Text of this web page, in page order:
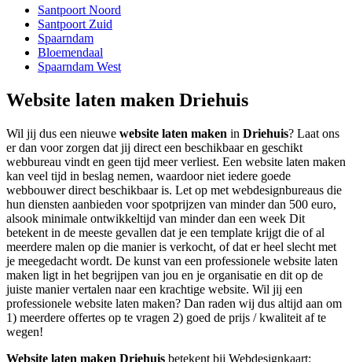
Santpoort Noord
Santpoort Zuid
Spaarndam
Bloemendaal
Spaarndam West
Website laten maken Driehuis
Wil jij dus een nieuwe website laten maken in Driehuis? Laat ons
er dan voor zorgen dat jij direct een beschikbaar en geschikt
webbureau vindt en geen tijd meer verliest. Een website laten maken
kan veel tijd in beslag nemen, waardoor niet iedere goede
webbouwer direct beschikbaar is. Let op met webdesignbureaus die
hun diensten aanbieden voor spotprijzen van minder dan 500 euro,
alsook minimale ontwikkeltijd van minder dan een week Dit
betekent in de meeste gevallen dat je een template krijgt die of al
meerdere malen op die manier is verkocht, of dat er heel slecht met
je meegedacht wordt. De kunst van een professionele website laten
maken ligt in het begrijpen van jou en je organisatie en dit op de
juiste manier vertalen naar een krachtige website. Wil jij een
professionele website laten maken? Dan raden wij dus altijd aan om
1) meerdere offertes op te vragen 2) goed de prijs / kwaliteit af te
wegen!
Website laten maken Driehuis betekent bij Webdesignkaart: